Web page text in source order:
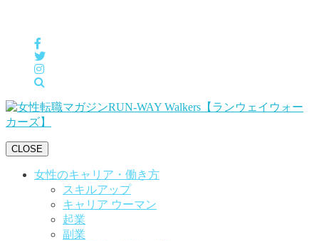
CLOSE
女性のキャリア・働き方
スキルアップ
キャリア ウーマン
起業
副業